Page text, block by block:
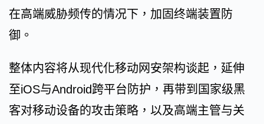
在高端威胁频传的情况下，加固终端装置防
御。
整体内容将从现代化移动网安架构谈起，延伸
至iOS与Android跨平台防护，再带到国家级黑
客对移动设备的攻击策略，以及高端主管与关